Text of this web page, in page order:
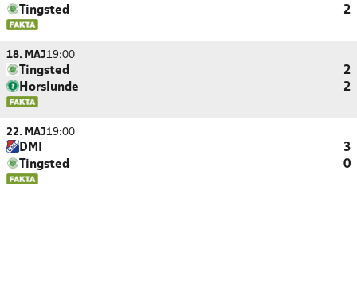
Tingsted
2
18. MAJ19:00
Tingsted
2
Horslunde
2
22. MAJ19:00
DMI
3
Tingsted
0